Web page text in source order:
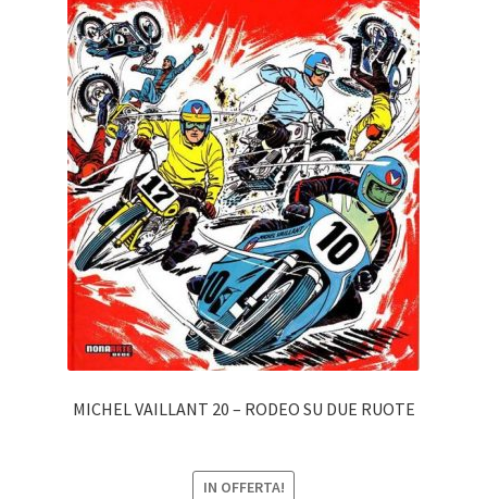
MICHEL VAILLANT 20 – RODEO SU DUE RUOTE
IN OFFERTA!